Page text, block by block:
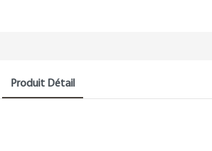
Produit Détail